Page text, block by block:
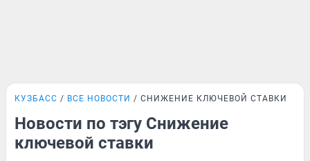
КУЗБАСС ВСЕ НОВОСТИ СНИЖЕНИЕ КЛЮЧЕВОЙ СТАВКИ
Новости по тэгу Снижение
ключевой ставки